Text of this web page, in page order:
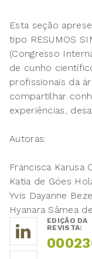
Esta seção
tipo RESUMOS
(Congresso
de cunho
profissionais da
compartilhar
experiências,
Autoras:
Francisca Karusa
Katia de Góes
Yvis Dayanne
Hyanara Sâmea
EDIÇÃO DA
REVISTA: